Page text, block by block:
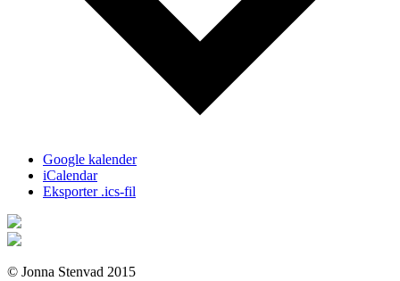
Google kalender
iCalendar
Eksporter .ics-fil
© Jonna Stenvad 2015